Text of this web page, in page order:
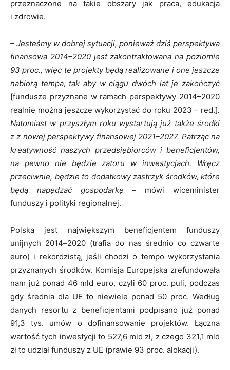
przeznaczone na takie obszary jak praca, edukacja
i zdrowie.
– Jesteśmy w dobrej sytuacji, ponieważ dziś perspektywa
finansowa 2014–2020 jest zakontraktowana na poziomie
93 proc., więc te projekty będą realizowane i one jeszcze
nabiorą tempa, tak aby w ciągu dwóch lat je zakończyć
[fundusze przyznane w ramach perspektywy 2014–2020
realnie można jeszcze wykorzystać do roku 2023 – red.].
Natomiast w przyszłym roku wystartują już także środki
z z nowej perspektywy finansowej 2021–2027. Patrząc na
kreatywność naszych przedsiębiorców i beneficjentów,
na pewno nie będzie zatoru w inwestycjach. Wręcz
przeciwnie, będzie to dodatkowy zastrzyk środków, które
będą napędzać gospodarkę– mówi wiceminister
funduszy i polityki regionalnej.
Polska jest największym beneficjentem funduszy
unijnych 2014–2020 (trafia do nas średnio co czwarte
euro) i rekordzistą, jeśli chodzi o tempo wykorzystania
przyznanych środków. Komisja Europejska zrefundowała
nam już ponad 46 mld euro, czyli 60 proc. puli, podczas
gdy średnia dla UE to niewiele ponad 50 proc. Według
danych resortu z beneficjentami podpisano już ponad
91,3 tys. umów o dofinansowanie projektów. Łączna
wartość tych inwestycji to 527,6 mld zł, z czego 321,1 mld
zł to udział funduszy z UE (prawie 93 proc. alokacji).